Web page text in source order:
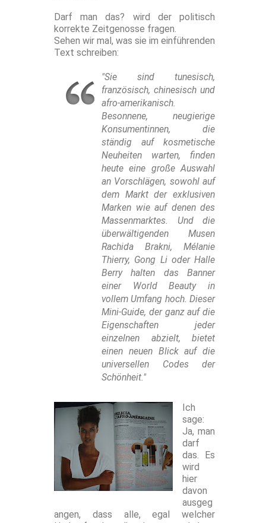
Darf man das? wird der politisch
korrekte Zeitgenosse fragen.
Sehen wir mal, was sie im einführenden
Text schreiben:
"Sie sind tunesisch,
französisch, chinesisch und
afro-amerikanisch.
Besonnene, neugierige
Konsumentinnen, die
ständig auf kosmetische
Neuheiten warten, finden
heute eine große Auswahl
an Vorschlägen, sowohl auf
dem Markt der exklusiven
Marken wie auf denen des
Massenmarktes. Und die
überwältigenden Musen
Rachida Brakni, Mélanie
Thierry, Gong Li oder Halle
Berry halten das Banner
einer World Beauty in
vollem Umfang hoch. Dieser
Mini-Guide, der ganz auf die
Eigenschaften jeder
einzelnen abzielt, bietet
einen neuen Blick auf die
universellen Codes der
Schönheit."
Ich
sage:
Ja, man
darf
das. Es
wird
hier
davon
ausgeg
angen, dass alle, egal welcher